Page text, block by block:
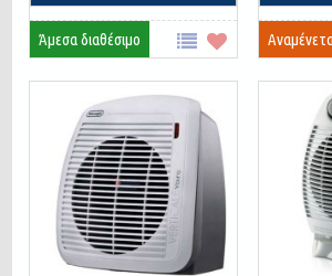
Άμεσα διαθέσιμο